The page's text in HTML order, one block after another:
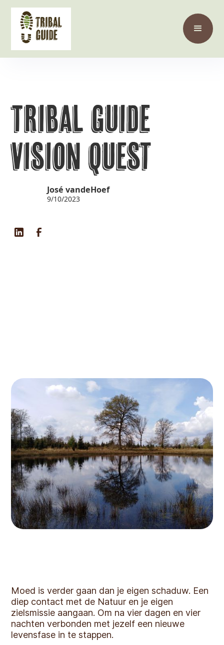
Tribal Guide
Vision Quest
José vandeHoef
9/10/2023
Moed is verder gaan dan je eigen schaduw. Een
diep contact met de Natuur en je eigen
zielsmissie aangaan. Om na vier dagen en vier
nachten verbonden met jezelf een nieuwe
levensfase in te stappen.